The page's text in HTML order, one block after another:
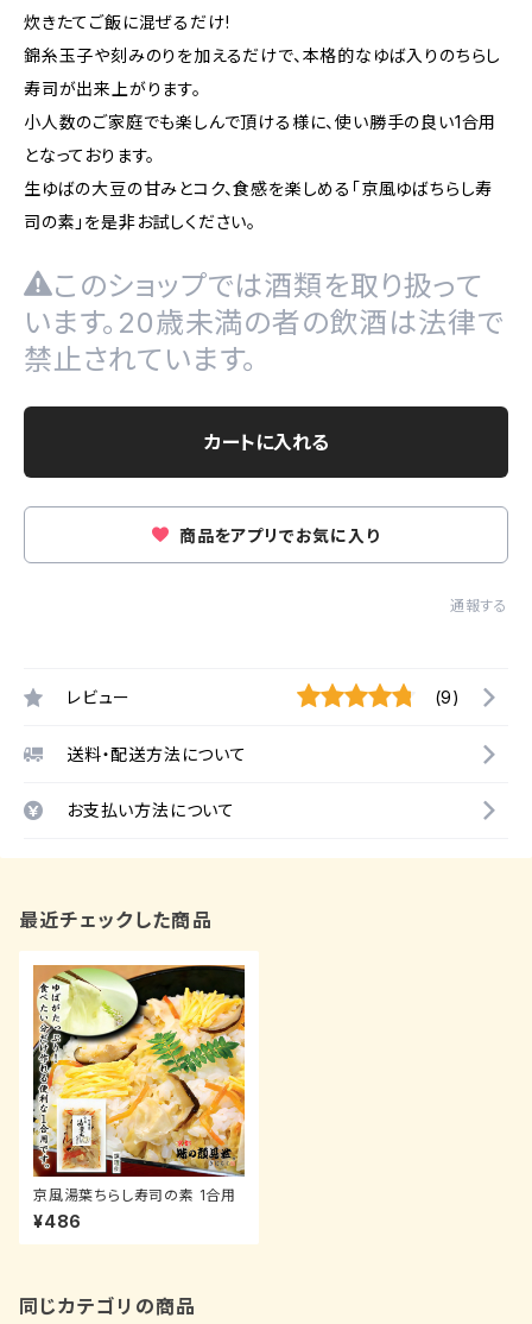
炊きたてご飯に混ぜるだけ!
錦糸玉子や刻みのりを加えるだけで、本格的なゆば入りのちらし
寿司が出来上がります。
小人数のご家庭でも楽しんで頂ける様に、使い勝手の良い1合用
となっております。
生ゆばの大豆の甘みとコク、食感を楽しめる「京風ゆばちらし寿
司の素」を是非お試しください。
このショップでは酒類を取り扱って
います。20歳未満の者の飲酒は法律で
禁止されています。
カートに入れる
商品をアプリでお気に入り
通報する
レビュー (9)
送料・配送方法について
お支払い方法について
最近チェックした商品
京風湯葉ちらし寿司の素 1合用
¥486
同じカテゴリの商品